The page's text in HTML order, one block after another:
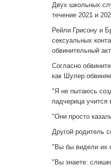
Двух школьных
течение 2021 и
Рейли Грисону и
сексуальных
обвинительный акт.
Согласно
как Шулер
"Я не пытаюсь
падчерица учится
"Они просто
Другой родитель
"Вы бы видели их
"Вы знаете: